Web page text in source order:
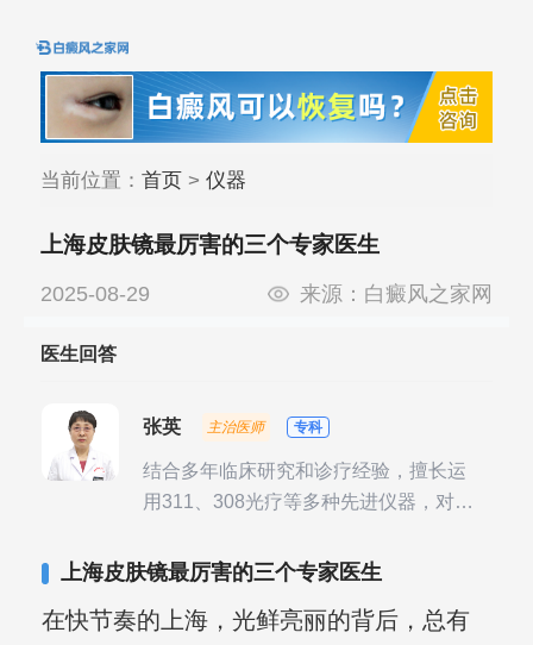
当前位置： 首页> 仪器
上海皮肤镜最厉害的三个专家医生
2025-08-29 来源： 白癜风之家网
医生回答
张英 主治医师 专科
结合多年临床研究和诊疗经验，擅长运
用311、308光疗等多种先进仪器，对不
其对女性银屑病、顽固性银屑病、全身
验。
上海皮肤镜最厉害的三个专家医生
在快节奏的上海，光鲜亮丽的背后，总有